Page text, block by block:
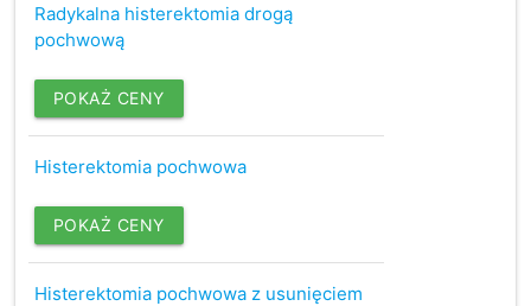
Radykalna histerektomia drogą
pochwową
POKAŻ CENY
Histerektomia pochwowa
POKAŻ CENY
Histerektomia pochwowa z usunięciem